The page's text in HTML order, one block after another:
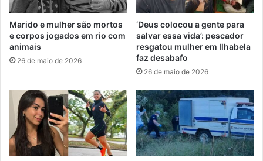
Marido e mulher são mortos
e corpos jogados em rio com
animais
26 de maio de 2026
‘Deus colocou a gente para
salvar essa vida’: pescador
resgatou mulher em Ilhabela
faz desabafo
26 de maio de 2026